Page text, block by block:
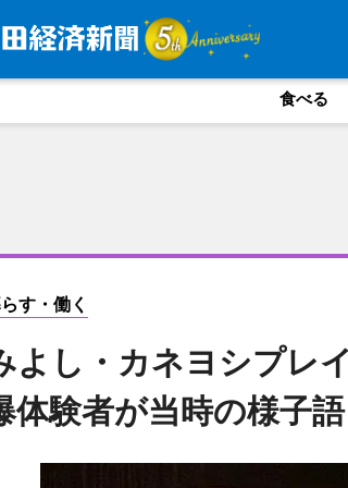
食べる
す・働く
よし・カネヨシプレ
体験者が当時の様子